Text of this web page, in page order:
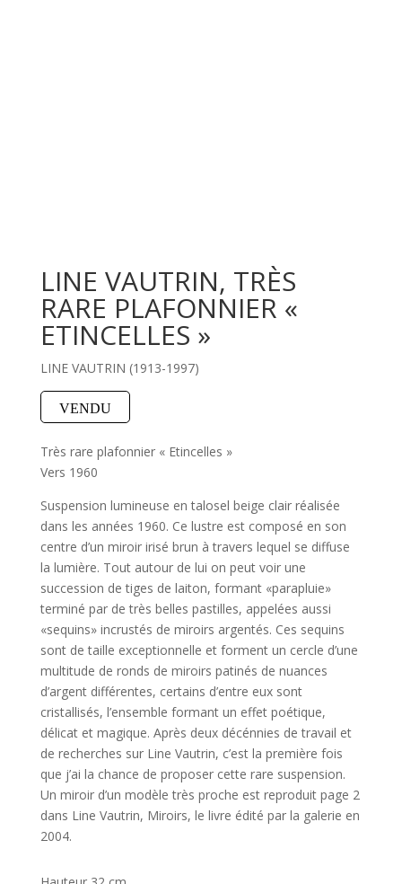
LINE VAUTRIN, TRÈS
RARE PLAFONNIER «
ETINCELLES »
LINE VAUTRIN (1913-1997)
VENDU
Très rare plafonnier « Etincelles »
Vers 1960
Suspension lumineuse en talosel beige clair réalisée
dans les années 1960. Ce lustre est composé en son
centre d’un miroir irisé brun à travers lequel se diffuse
la lumière. Tout autour de lui on peut voir une
succession de tiges de laiton, formant «parapluie»
terminé par de très belles pastilles, appelées aussi
«sequins» incrustés de miroirs argentés. Ces sequins
sont de taille exceptionnelle et forment un cercle d’une
multitude de ronds de miroirs patinés de nuances
d’argent différentes, certains d’entre eux sont
cristallisés, l’ensemble formant un effet poétique,
délicat et magique. Après deux décénnies de travail et
de recherches sur Line Vautrin, c’est la première fois
que j’ai la chance de proposer cette rare suspension.
Un miroir d’un modèle très proche est reproduit page 2
dans Line Vautrin, Miroirs, le livre édité par la galerie en
2004.